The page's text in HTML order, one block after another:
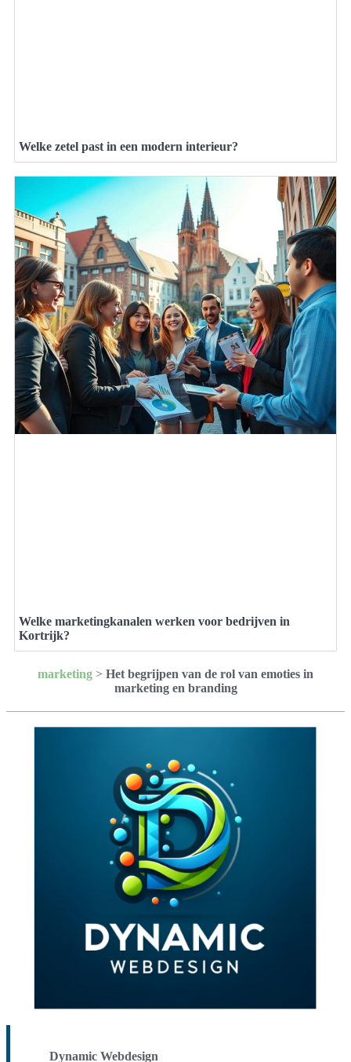
Welke zetel past in een modern interieur?
Welke marketingkanalen werken voor bedrijven in
Kortrijk?
marketing > Het begrijpen van de rol van emoties in
marketing en branding
Dynamic Webdesign